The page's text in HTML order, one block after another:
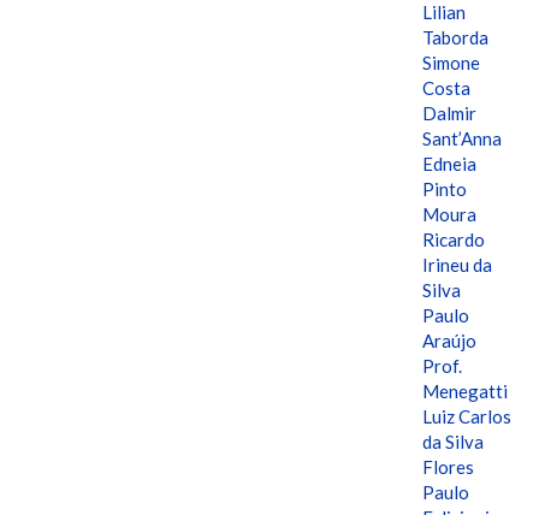
Lilian
Taborda
Simone
Costa
Dalmir
Sant’Anna
Edneia
Pinto
Moura
Ricardo
Irineu da
Silva
Paulo
Araújo
Prof.
Menegatti
Luiz Carlos
da Silva
Flores
Paulo